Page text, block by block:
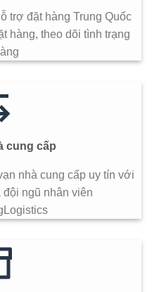
trợ đặt hàng Trung Quốc
hàng, theo dõi tình trạng
cung cấp
nhà cung cấp uy tín với
ngũ nhân viên